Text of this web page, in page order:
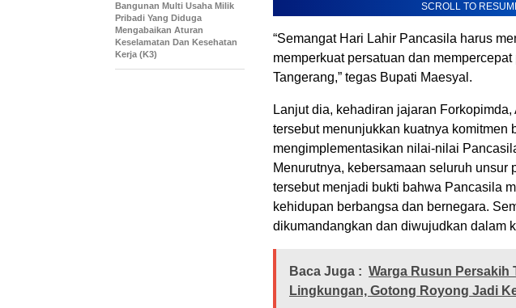
SCROLL TO
“Semangat Hari Lahir Pancasila harus
memperkuat persatuan dan
Tangerang,” tegas Bupati Maesyal.
Lanjut dia, kehadiran jajaran
tersebut menunjukkan kuatnya komitmen
mengimplementasikan nilai-nilai
Menurutnya, kebersamaan seluruh unsur
tersebut menjadi bukti bahwa Pancasila
kehidupan berbangsa dan bernegara.
dikumandangkan dan diwujudkan dalam
Baca Juga : Warga Rusun Persakih
Lingkungan, Gotong Royong Jadi
Bangunan Multi Usaha Milik
Pribadi Yang Diduga
Mengabaikan Aturan
Keselamatan Dan Kesehatan
Kerja (K3)